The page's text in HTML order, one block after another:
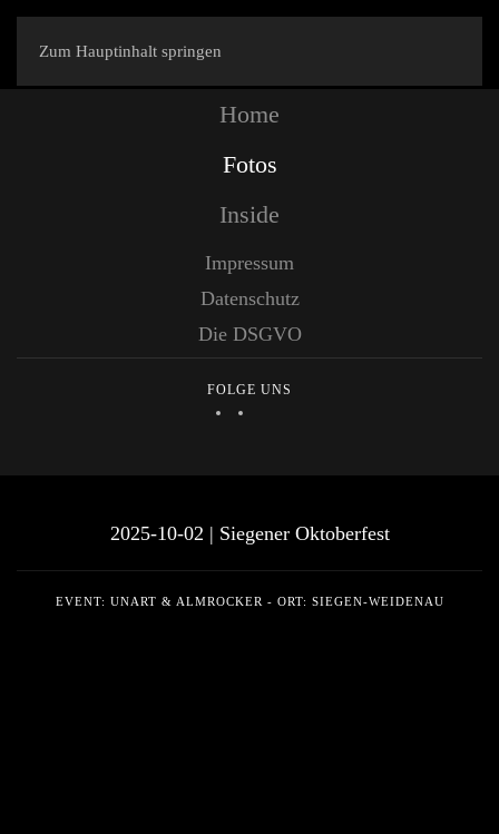
Zum Hauptinhalt springen
Home
Fotos
Inside
Impressum
Datenschutz
Die DSGVO
FOLGE UNS
2025-10-02 | Siegener Oktoberfest
EVENT: UNART & ALMROCKER - ORT: SIEGEN-WEIDENAU